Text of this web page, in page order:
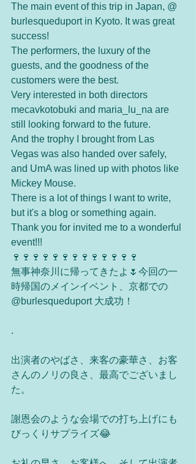
The main event of this trip in Japan, @
burlesqueduport in Kyoto. It was great
success!
The performers, the luxury of the
guests, and the goodness of the
customers were the best.
Very interested in both directors
mecavkotobuki and maria_lu_na are
still looking forward to the future.
And the trophy I brought from Las
Vegas was also handed over safely,
and UmA was lined up with photos like
Mickey Mouse.
There is a lot of things I want to write,
but it's a blog or something again.
Thank you for invited me to a wonderful
event!!!
🍷🍷🍷🍷🍷🍷🍷🍷🍷🍷🍷🍷🍷
無事神奈川に帰ってきたよ🌷今回の一
時帰国のメインイベント、京都での
@burlesqueduport 大成功！
.
出演者のやばさ、来客の豪華さ、お客
さんのノリの良さ、最高でございまし
た。
謝恩会のような会場での打ち上げにも
びっくりサプライズ😂